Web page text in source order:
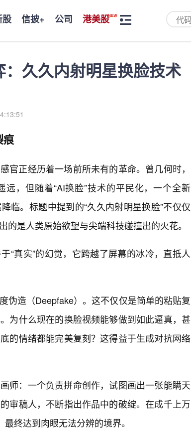
股 信披+ 公司 港美股
久久内射明星换脸技术
痕
官正经历着一场前所未有的革命。曾几何时，
，但随着“AI换脸”技术的平民化，一个全新
临。标题中提到的“久久内射明星换脸”不仅仅
是人类原始欲望与尖端科技碰撞出的火花。
“真实”的幻觉，它跨越了屏幕的冰冷，直抵人
造（Deepfake）。这不仅仅是简单的粘贴复
为什么现在的换脸视频能够做到如此逼真，甚
的情绪都能完美复刻？这得益于生成对抗网络
师：一个负责拼命创作，试图画出一张能瞒天
审稿人，不断指出作品中的破绽。在成千上万
终达到肉眼无法分辨的境界。